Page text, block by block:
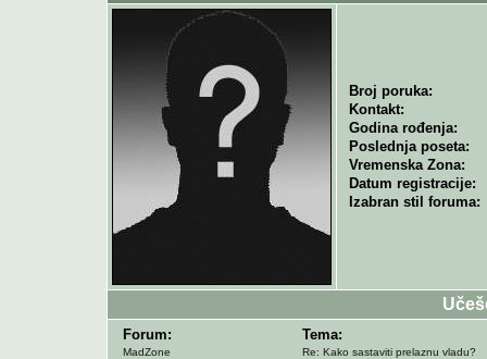
Broj poruka:
Kontakt:
Godina rođenja:
Poslednja poseta:
Vremenska Zona:
Datum registracije:
Izabran stil foruma:
Forum: Tema:
MadZone
Re: Kako sastaviti prelaznu vladu?